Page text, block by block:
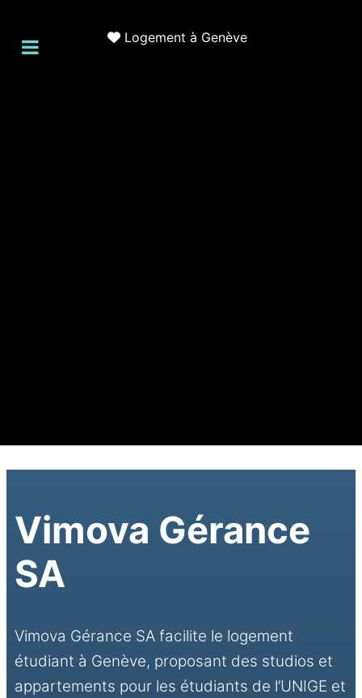
Logement à Genève
Vimova Gérance
SA
Vimova Gérance SA facilite le logement
étudiant à Genève, proposant des studios et
appartements pour les étudiants de l’UNIGE et